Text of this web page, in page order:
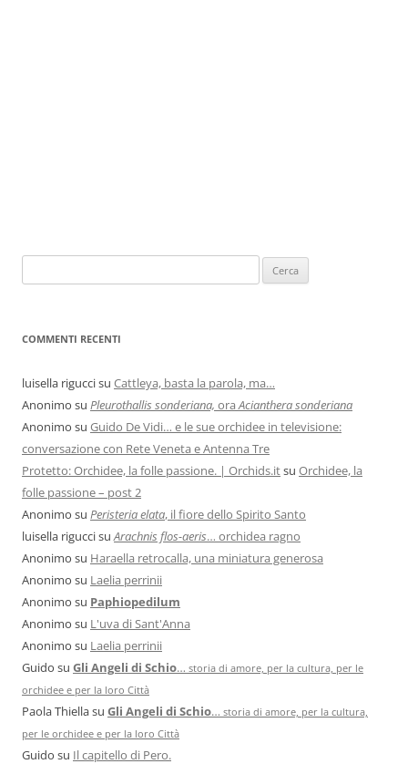
COMMENTI RECENTI
luisella riguccisu Cattleya, basta la parola, ma…
Anonimo su Pleurothallis sonderiana, ora Acianthera sonderiana
Anonimo su Guido De Vidi… e le sue orchidee in televisione:
conversazione con Rete Veneta e Antenna Tre
Protetto: Orchidee, la folle passione. | Orchids.itsu Orchidee, la
folle passione – post 2
Anonimo su Peristeria elata, il fiore dello Spirito Santo
luisella riguccisu Arachnis flos-aeris… orchidea ragno
Anonimo su Haraella retrocalla, una miniatura generosa
Anonimo su Laelia perrinii
Anonimo su Paphiopedilum
Anonimo su L'uva di Sant'Anna
Anonimo su Laelia perrinii
Guido su Gli Angeli di Schio… storia di amore, per la cultura, per le
orchidee e per la loro Città
Paola Thiellasu Gli Angeli di Schio… storia di amore, per la cultura,
per le orchidee e per la loro Città
Guido su Il capitello di Pero.